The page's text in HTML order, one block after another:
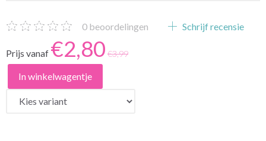
0 beoordelingen Schrijf recensie
Prijs vanaf €2,80 €3,99
In winkelwagentje